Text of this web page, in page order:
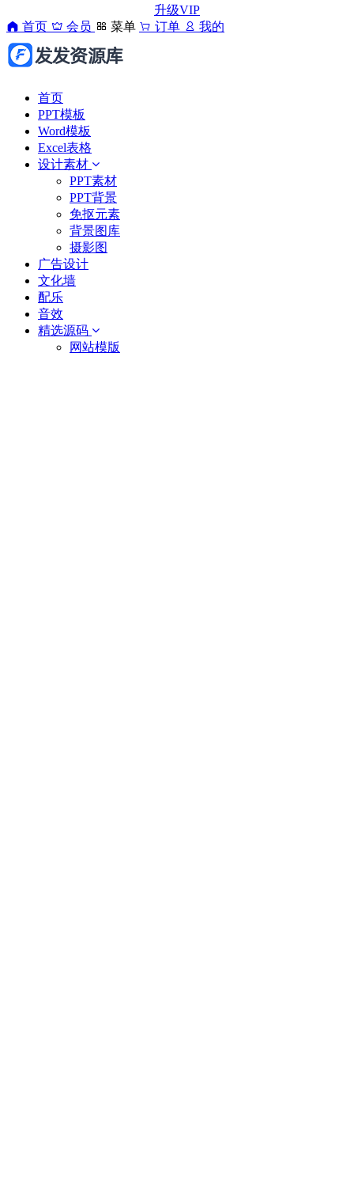
升级VIP
首页
会员 菜单 订单 我的
首页
PPT模板
Word模板
Excel表格
设计素材
PPT素材
PPT背景
免抠元素
背景图库
摄影图
广告设计
文化墙
配乐
音效
精选源码
网站模版